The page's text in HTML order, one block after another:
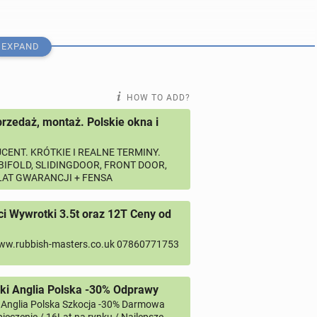
odpowiedzialną i zależy Ci na pracy w
i rozmowy.
EXPAND
HOW TO ADD?
montaż. Polskie okna i
KRÓTKIE I REALNE TERMINY.
SLIDINGDOOR, FRONT DOOR,
GWARANCJI + FENSA
Wywrotki 3.5t oraz 12T Ceny od
masters.co.uk 07860771753
Anglia Polska -30% Odprawy
Polska Szkocja -30% Darmowa